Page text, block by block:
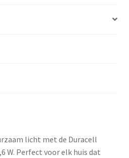
licht met de Duracell
W. Perfect voor elk huis dat